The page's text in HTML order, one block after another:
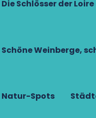
Die Schlösser der Loire
Schöne Weinberge,
Natur-Spots